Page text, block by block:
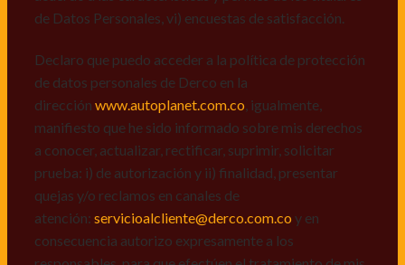
atención: servicioalcliente@derco.com.coy en
responsables, para que efectúen el tratamiento de mis
datos conforme lo expuesto.
de Datos Personales, vi) encuestas de satisfacción.
Declaro que puedo acceder a la política de protección
de datos personales de Derco en la
dirección www.autoplanet.com.co , igualmente,
manifiesto que he sido informado sobre mis derechos
a conocer, actualizar, rectificar, suprimir, solicitar
prueba: i) de autorización y ii) finalidad, presentar
quejas y/o reclamos en canales de
atención: servicioalcliente@derco.com.co y en
consecuencia autorizo expresamente a los